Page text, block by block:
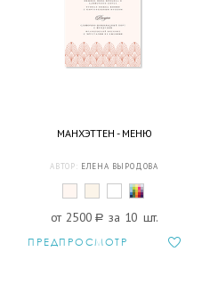
МАНХЭТТЕН - МЕНЮ
АВТОР: ЕЛЕНА ВЫРОДОВА
от 2500 a за 10 шт.
ПРЕДПРОСМОТР